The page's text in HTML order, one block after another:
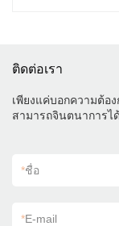
ติดต่อเรา
เพียงแค่บอกความต้อ
สามารถจินตนาการไ
*ชื่อ
*E-mail